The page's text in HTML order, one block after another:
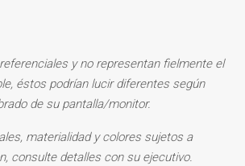
y no representan fielmente el
éstos podrían lucir diferentes según
de su pantalla/monitor.
materialidad y colores sujetos a
consulte detalles con su ejecutivo.